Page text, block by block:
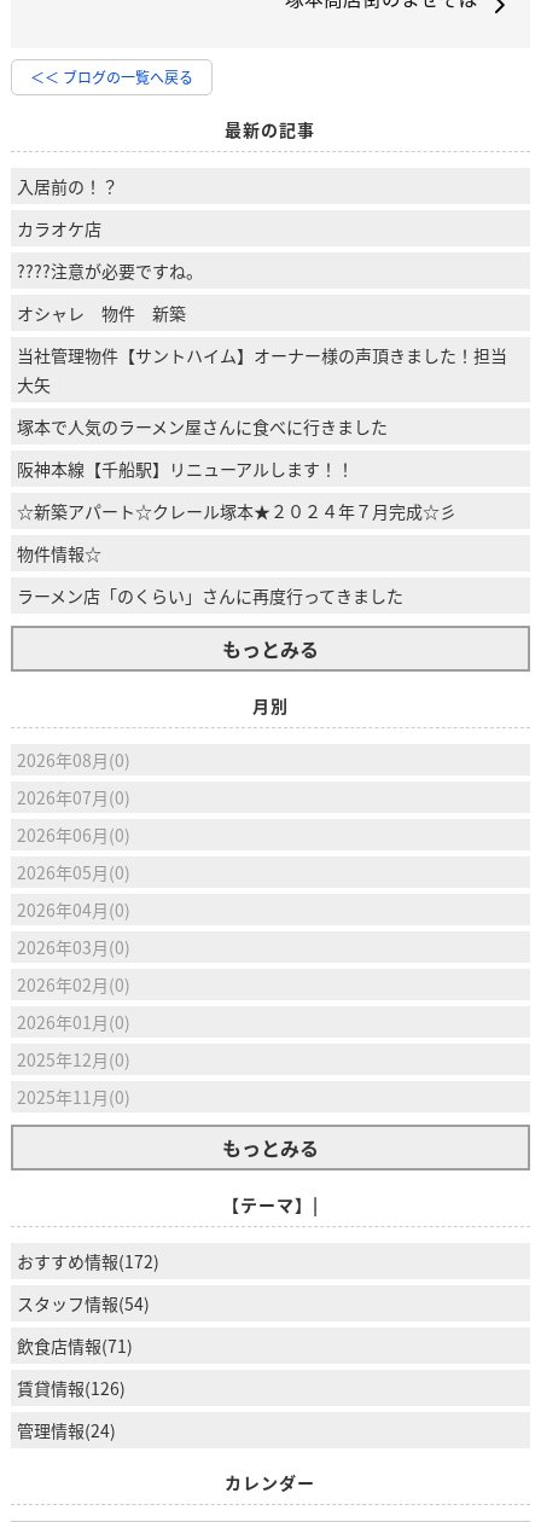
＜＜ ブログの一覧へ戻る
最新の記事
入居前の！？
カラオケ店
????注意が必要ですね。
オシャレ 物件 新築
当社管理物件【サントハイム】オーナー様の声頂きました！担当
大矢
塚本で人気のラーメン屋さんに食べに行きました
阪神本線【千船駅】リニューアルします！！
☆新築アパート☆クレール塚本★２０２４年７月完成☆彡
物件情報☆
ラーメン店「のくらい」さんに再度行ってきました
もっとみる
月別
2026年08月(0)
2026年07月(0)
2026年06月(0)
2026年05月(0)
2026年04月(0)
2026年03月(0)
2026年02月(0)
2026年01月(0)
2025年12月(0)
2025年11月(0)
もっとみる
【テーマ】|
おすすめ情報(172)
スタッフ情報(54)
飲食店情報(71)
賃貸情報(126)
管理情報(24)
カレンダー